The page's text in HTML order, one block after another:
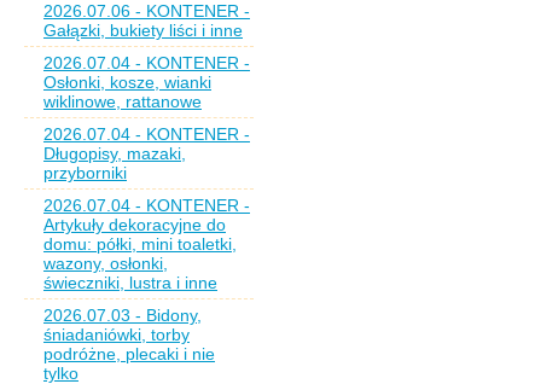
2026.07.06 - KONTENER -
Gałązki, bukiety liści i inne
2026.07.04 - KONTENER -
Osłonki, kosze, wianki
wiklinowe, rattanowe
2026.07.04 - KONTENER -
Długopisy, mazaki,
przyborniki
2026.07.04 - KONTENER -
Artykuły dekoracyjne do
domu: półki, mini toaletki,
wazony, osłonki,
świeczniki, lustra i inne
2026.07.03 - Bidony,
śniadaniówki, torby
podróżne, plecaki i nie
tylko